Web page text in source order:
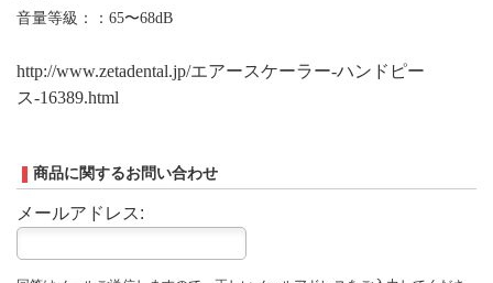
音量等級：：65〜68dB
http://www.zetadental.jp/エアースケーラー-ハンドピー
ス-16389.html
商品に関するお問い合わせ
メールアドレス: